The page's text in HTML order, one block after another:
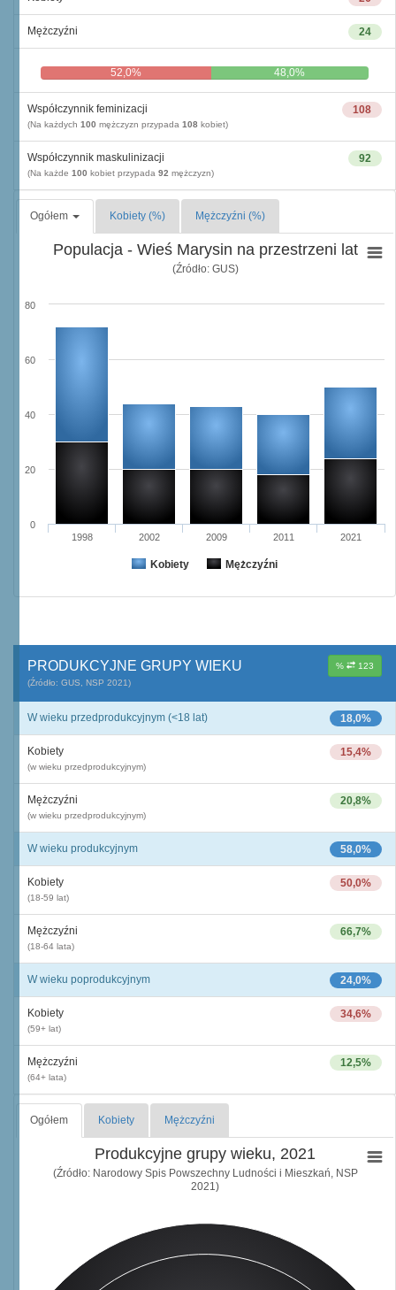
24
Mężczyźni
52,0% 48,0%
108
Współczynnik feminizacji
(Na każdych 100 mężczyzn przypada 108 kobiet)
92
Współczynnik maskulinizacji
(Na każde 100 kobiet przypada 92 mężczyzn)
Ogółem Kobiety (%) Mężczyźni (%)
Populacja - Wieś Marysin na przestrzeni lat
(Źródło: GUS)
Kobiety Mężczyźni
1998 2002 2009 2011 2021
0
20
40
60
80
% 123
PRODUKCYJNE GRUPY WIEKU
(Źródło: GUS, NSP 2021)
18,0%
W wieku przedprodukcyjnym (<18 lat)
15,4%
Kobiety
(w wieku przedprodukcyjnym)
20,8%
Mężczyźni
(w wieku przedprodukcyjnym)
58,0%
W wieku produkcyjnym
50,0%
Kobiety
(18-59 lat)
66,7%
Mężczyźni
(18-64 lata)
24,0%
W wieku poprodukcyjnym
34,6%
Kobiety
(59+ lat)
12,5%
Mężczyźni
(64+ lata)
Ogółem Kobiety Mężczyźni
Produkcyjne grupy wieku, 2021
(Źródło: Narodowy Spis Powszechny Ludności i Mieszkań, NSP
2021)